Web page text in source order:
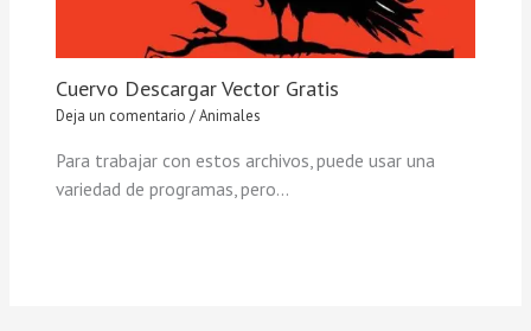
Cuervo Descargar Vector Gratis
Deja un comentario /Animales
Para trabajar con estos archivos, puede usar una
variedad de programas, pero…